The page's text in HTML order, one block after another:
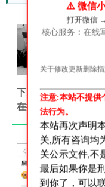
下从我们的网站名字
在押人员、服刑人员
⚠️ 微信
打开微信
核心服务：在线
关于修改更新删除
注意:本站不提供
法行为。
本站再次声明
关,所有咨询均
关公示文件,不
最后如果你是
到你了，可以